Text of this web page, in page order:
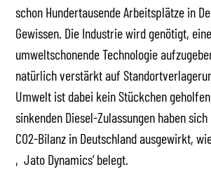
schon Hundertausende Arbeitsplätze in
Gewissen. Die Industrie wird genötigt,
umweltschonende Technologie
natürlich verstärkt auf
Umwelt ist dabei kein Stückchen
sinkenden Diesel-Zulassungen haben
CO2-Bilanz in Deutschland ausgewirkt,
‚Jato Dynamics‘ belegt.